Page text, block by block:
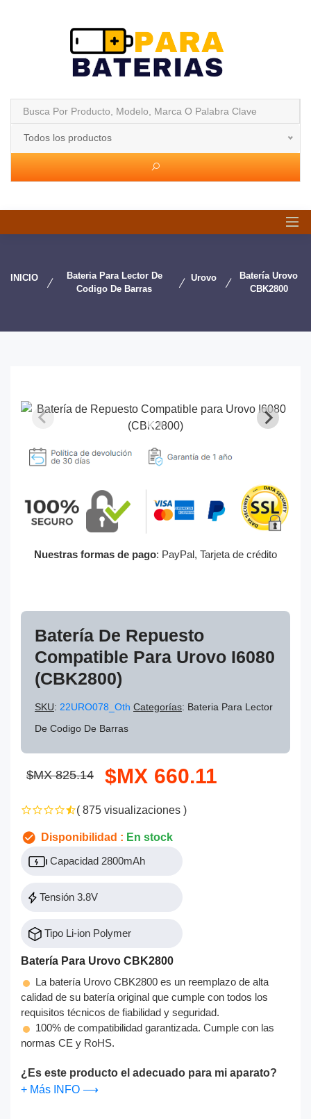
Todos los productos
INICIO
Bateria Para Lector De
Codigo De Barras
Urovo
Batería Urovo
CBK2800
Nuestras formas de pago: PayPal, Tarjeta de crédito
Batería De Repuesto
Compatible Para Urovo I6080
(CBK2800)
SKU: 22URO078_Oth Categorías: Bateria Para Lector
De Codigo De Barras
$MX 825.14 $MX 660.11
( 875 visualizaciones )
Disponibilidad : En stock
Capacidad 2800mAh
Tensión 3.8V
Tipo Li-ion Polymer
Batería Para Urovo CBK2800
La batería Urovo CBK2800 es un reemplazo de alta
calidad de su batería original que cumple con todos los
requisitos técnicos de fiabilidad y seguridad.
100% de compatibilidad garantizada. Cumple con las
normas CE y RoHS.
¿Es este producto el adecuado para mi aparato?
+ Más INFO ⟶